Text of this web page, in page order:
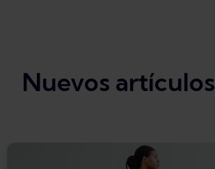
Nuevos artículos